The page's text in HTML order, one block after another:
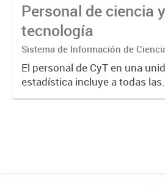
Personal de ciencia y
tecnología
Sistema de Información de
Tecnología Argentino (SICYTAR)
El personal de CyT en una
estadística incluye a todas las
personas involucradas